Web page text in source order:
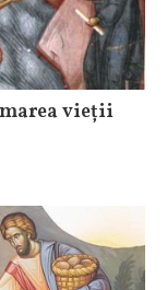
vieții